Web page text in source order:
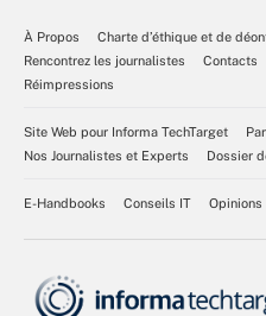
À Propos
Charte d’éthique et de
Rencontrez les journalistes
Contacts
Réimpressions
Site Web pour Informa TechTarget
Nos Journalistes et Experts
Dossier
E-Handbooks Conseils IT Opinions